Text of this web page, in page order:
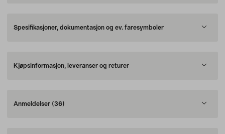
Spesifikasjoner, dokumentasjon og ev. faresymboler
Kjøpsinformasjon, leveranser og returer
Anmeldelser (36)